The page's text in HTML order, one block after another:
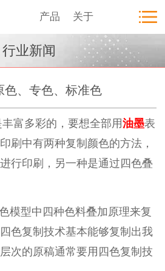
产品 关于
行业新闻
色、专色、标准色
多彩的，要想全部用油墨表
刷中有两种复制颜色的方法，
行印刷，另一种是通过四色叠
模型中四种色料叠加原理来复
色复制技术基本能够复制出我
次的原稿通常要用四色复制技